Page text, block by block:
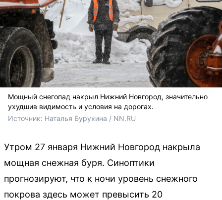
Мощный снегопад накрыл Нижний Новгород, значительно
ухудшив видимость и условия на дорогах.
Источник: Наталья Бурухина / NN.RU
Утром 27 января Нижний Новгород накрыла
мощная снежная буря. Синоптики
прогнозируют, что к ночи уровень снежного
покрова здесь может превысить 20